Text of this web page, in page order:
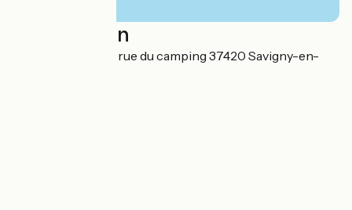
Localisation
SAS LES MOME 6 rue du camping 37420 Savigny-en-